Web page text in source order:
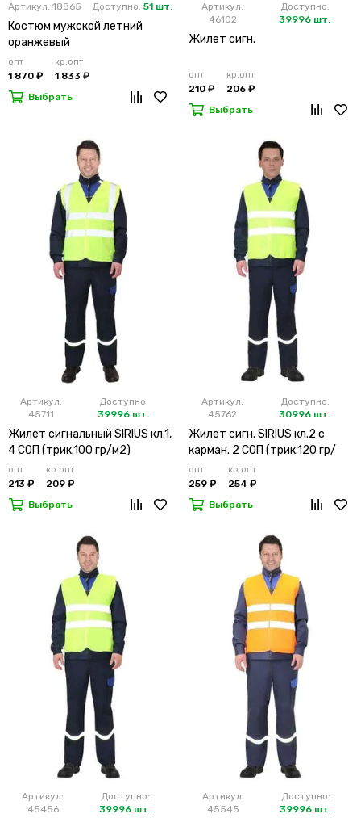
Артикул: 18865 Доступно: 51 шт.
Костюм мужской летний
оранжевый
опт
1 870 ₽
кр.опт
1 833 ₽
Выбрать
Артикул:
46102
Доступно:
39996 шт.
Жилет сигн.
опт
210 ₽
кр.опт
206 ₽
Выбрать
Артикул:
45711
Доступно:
39996 шт.
Жилет сигнальный SIRIUS кл.1,
4 СОП (трик.100 гр/м2)
лимонный
опт
213 ₽
кр.опт
209 ₽
Выбрать
Артикул:
45762
Доступно:
30996 шт.
Жилет сигн. SIRIUS кл.2 с
карман. 2 СОП (трик.120 гр/
м2)
опт
259 ₽
кр.опт
254 ₽
Выбрать
Артикул:
45456
Доступно:
39996 шт.
Артикул:
45545
Доступно:
39996 шт.